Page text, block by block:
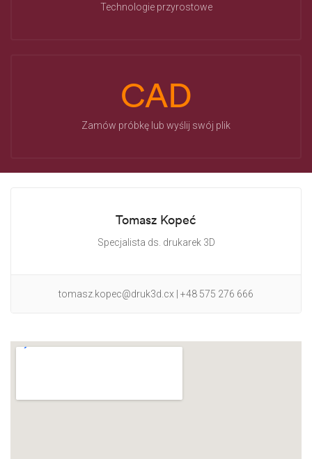
Technologie przyrostowe
CAD
Zamów próbkę lub wyślij swój plik
Tomasz Kopeć
Specjalista ds. drukarek 3D
tomasz.kopec@druk3d.cx | +48 575 276 666